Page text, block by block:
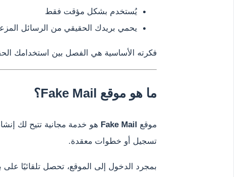
يُستخدم بشكل مؤقت فقط
يحمي بريدك الحقيقي من الرسائل
فكرته الأساسية هي الفصل بين استخدامك
ما هو موقع Fake Mail؟
موقع Fake Mail هو خدمة مجانية تتيح لك
تسجيل أو خطوات معقدة.
بمجرد الدخول إلى الموقع، تحصل تلقائيًا